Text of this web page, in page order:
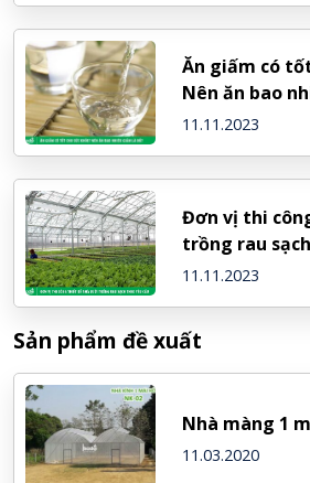
Ăn giấm có
Nên ăn bao
11.11.2023
Đơn vị thi
trồng rau
11.11.2023
Sản phẩm đề xuất
Nhà màng 1
11.03.2020